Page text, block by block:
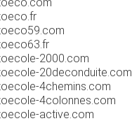
2000.com
20deconduite.com
4chemins.com
4colonnes.com
active.com